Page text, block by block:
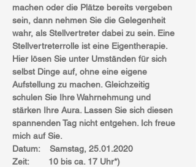
machen oder die Plätze bereits vergeben
sein, dann nehmen Sie die Gelegenheit
wahr, als Stellvertreter dabei zu sein. Eine
Stellvertreterrolle ist eine Eigentherapie.
Hier lösen Sie unter Umständen für sich
selbst Dinge auf, ohne eine eigene
Aufstellung zu machen. Gleichzeitig
schulen Sie Ihre Wahrnehmung und
stärken Ihre Aura. Lassen Sie sich diesen
spannenden Tag nicht entgehen. Ich freue
mich auf Sie.
Datum:    Samstag, 25.01.2020
Zeit:        10 bis ca. 17 Uhr*)